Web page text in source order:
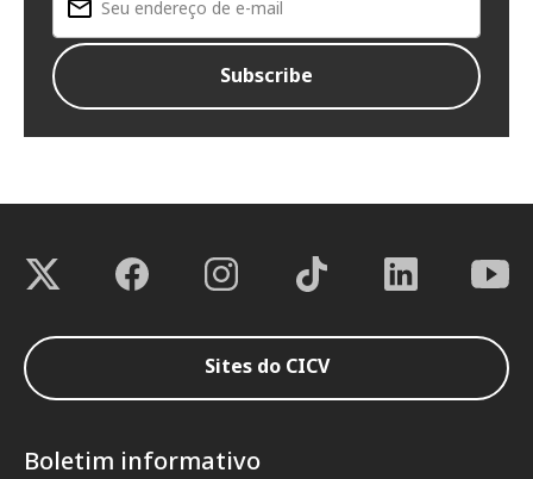
Sites do CICV
Boletim informativo